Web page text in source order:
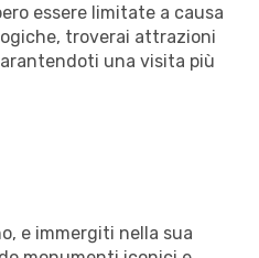
essere limitate a causa
troverai attrazioni
una visita più
e immergiti nella sua